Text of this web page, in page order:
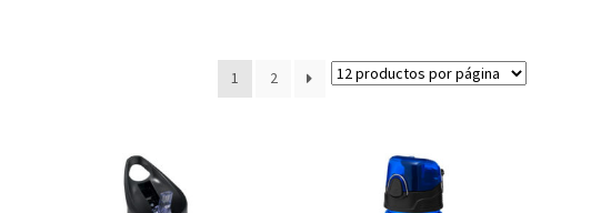
1 2